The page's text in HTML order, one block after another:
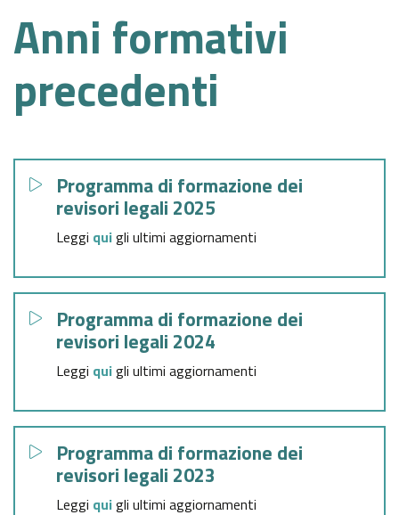
Anni formativi
precedenti
Programma di formazione dei
revisori legali 2025
Leggi quigli ultimi aggiornamenti
Programma di formazione dei
revisori legali 2024
Leggi quigli ultimi aggiornamenti
Programma di formazione dei
revisori legali 2023
Leggi quigli ultimi aggiornamenti